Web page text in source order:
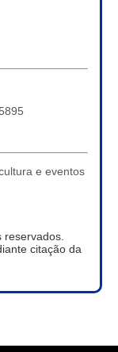
e eventos
citação da